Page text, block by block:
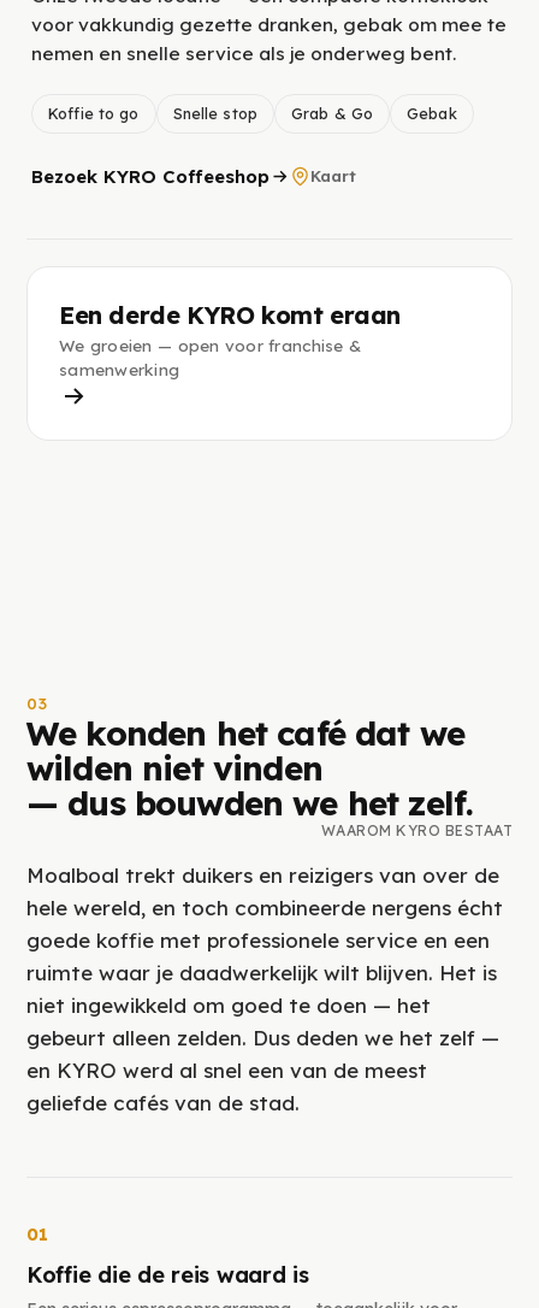
voor vakkundig gezette dranken, gebak om mee te
nemen en snelle service als je onderweg bent.
Koffie to go Snelle stop Grab & Go Gebak
Bezoek KYRO Coffeeshop Kaart
Een derde KYRO komt eraan
We groeien — open voor franchise &
samenwerking
03
We konden het café dat we
wilden niet vinden
— dus bouwden we het zelf.
WAAROM KYRO BESTAAT
Moalboal trekt duikers en reizigers van over de
hele wereld, en toch combineerde nergens écht
goede koffie met professionele service en een
ruimte waar je daadwerkelijk wilt blijven. Het is
niet ingewikkeld om goed te doen — het
gebeurt alleen zelden. Dus deden we het zelf —
en KYRO werd al snel een van de meest
geliefde cafés van de stad.
01
Koffie die de reis waard is